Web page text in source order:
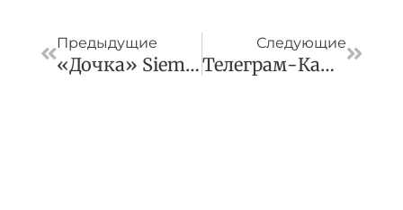
Предыдущие
«Дочка» Siemens Energy Планирует Банкротство
Следующие
Телеграм-Каналы И Айдентика Бренда: Как Развивается Юрмаркетинг